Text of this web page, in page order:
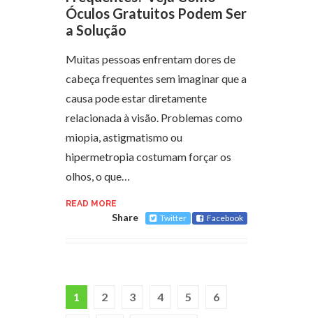
Óculos Gratuitos Podem Ser
a Solução
Muitas pessoas enfrentam dores de
cabeça frequentes sem imaginar que a
causa pode estar diretamente
relacionada à visão. Problemas como
miopia, astigmatismo ou
hipermetropia costumam forçar os
olhos, o que…
READ MORE
Share Twitter Facebook
1 2 3 4 5 6